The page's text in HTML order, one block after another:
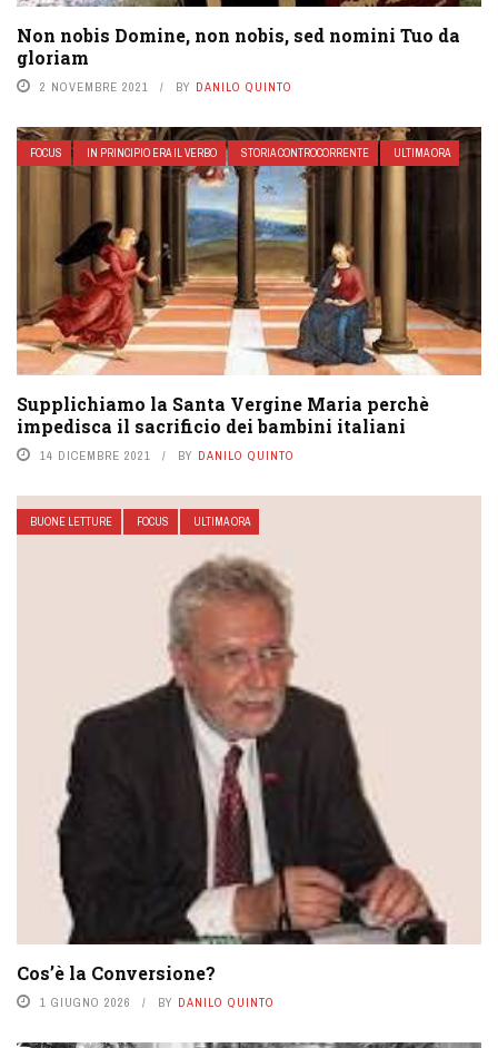
Non nobis Domine, non nobis, sed nomini Tuo da
gloriam
2 NOVEMBRE 2021 BY DANILO QUINTO
FOCUS IN PRINCIPIO ERA IL VERBO STORIA CONTROCORRENTE ULTIMA ORA
Supplichiamo la Santa Vergine Maria perchè
impedisca il sacrificio dei bambini italiani
14 DICEMBRE 2021 BY DANILO QUINTO
BUONE LETTURE FOCUS ULTIMA ORA
Cos’è la Conversione?
1 GIUGNO 2026 BY DANILO QUINTO